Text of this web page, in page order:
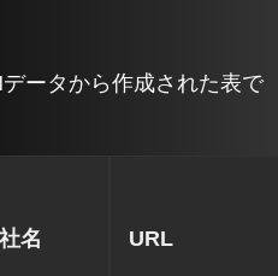
ータから作成された表で
名 URL